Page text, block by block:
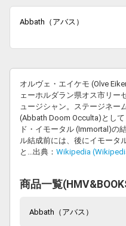
Abbath（アバス）
オルヴェ・エイケモ (Olve
ェーホルダラン県オス市リー
ュージシャン。ステージネー
(Abbath Doom Occulta)とし
ド・イモータル (Immortal)の
ル結成前には、後にイモータ
と...出典： Wikipedia
商品一覧
Abbath（アバス）